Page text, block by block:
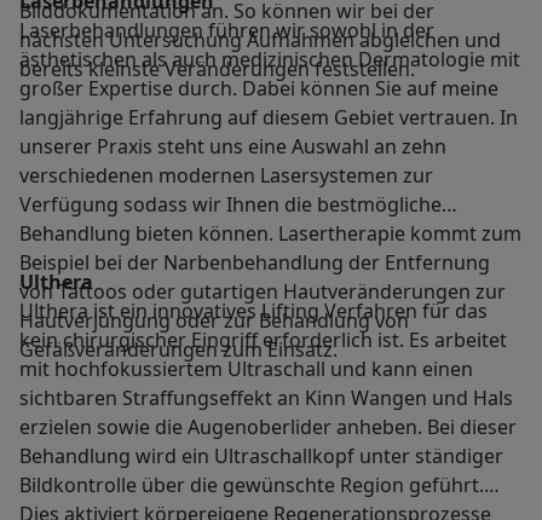
Bilddokumentation an. So können wir bei der
nächsten Untersuchung Aufnahmen abgleichen und
bereits kleinste Veränderungen feststellen.
Laserbehandlungen führen wir sowohl in der
ästhetischen als auch medizinischen Dermatologie mit
großer Expertise durch. Dabei können Sie auf meine
langjährige Erfahrung auf diesem Gebiet vertrauen. In
unserer Praxis steht uns eine Auswahl an zehn
verschiedenen modernen Lasersystemen zur
Verfügung sodass wir Ihnen die bestmögliche
Behandlung bieten können. Lasertherapie kommt zum
Beispiel bei der Narbenbehandlung der Entfernung
von Tattoos oder gutartigen Hautveränderungen zur
Hautverjüngung oder zur Behandlung von
Gefäßveränderungen zum Einsatz.
Ulthera
Ulthera ist ein innovatives Lifting Verfahren für das
kein chirurgischer Eingriff erforderlich ist. Es arbeitet
mit hochfokussiertem Ultraschall und kann einen
sichtbaren Straffungseffekt an Kinn Wangen und Hals
erzielen sowie die Augenoberlider anheben. Bei dieser
Behandlung wird ein Ultraschallkopf unter ständiger
Bildkontrolle über die gewünschte Region geführt.
Dies aktiviert körpereigene Regenerationsprozesse